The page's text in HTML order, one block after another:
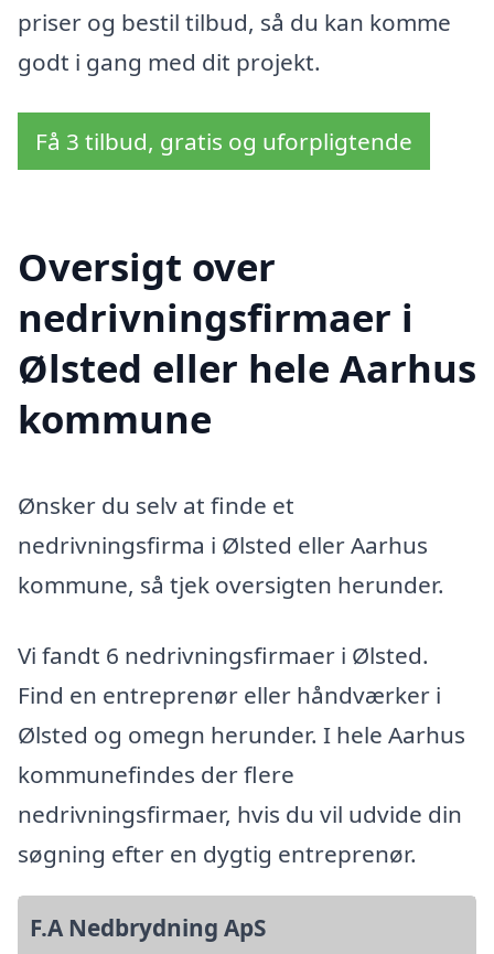
priser og bestil tilbud, så du kan komme
godt i gang med dit projekt.
Få 3 tilbud, gratis og uforpligtende
Oversigt over
nedrivningsfirmaer i
Ølsted eller hele Aarhus
kommune
Ønsker du selv at finde et
nedrivningsfirma i Ølsted eller Aarhus
kommune, så tjek oversigten herunder.
Vi fandt 6 nedrivningsfirmaer i Ølsted.
Find en entreprenør eller håndværker i
Ølsted og omegn herunder. I hele Aarhus
kommunefindes der flere
nedrivningsfirmaer, hvis du vil udvide din
søgning efter en dygtig entreprenør.
F.A Nedbrydning ApS